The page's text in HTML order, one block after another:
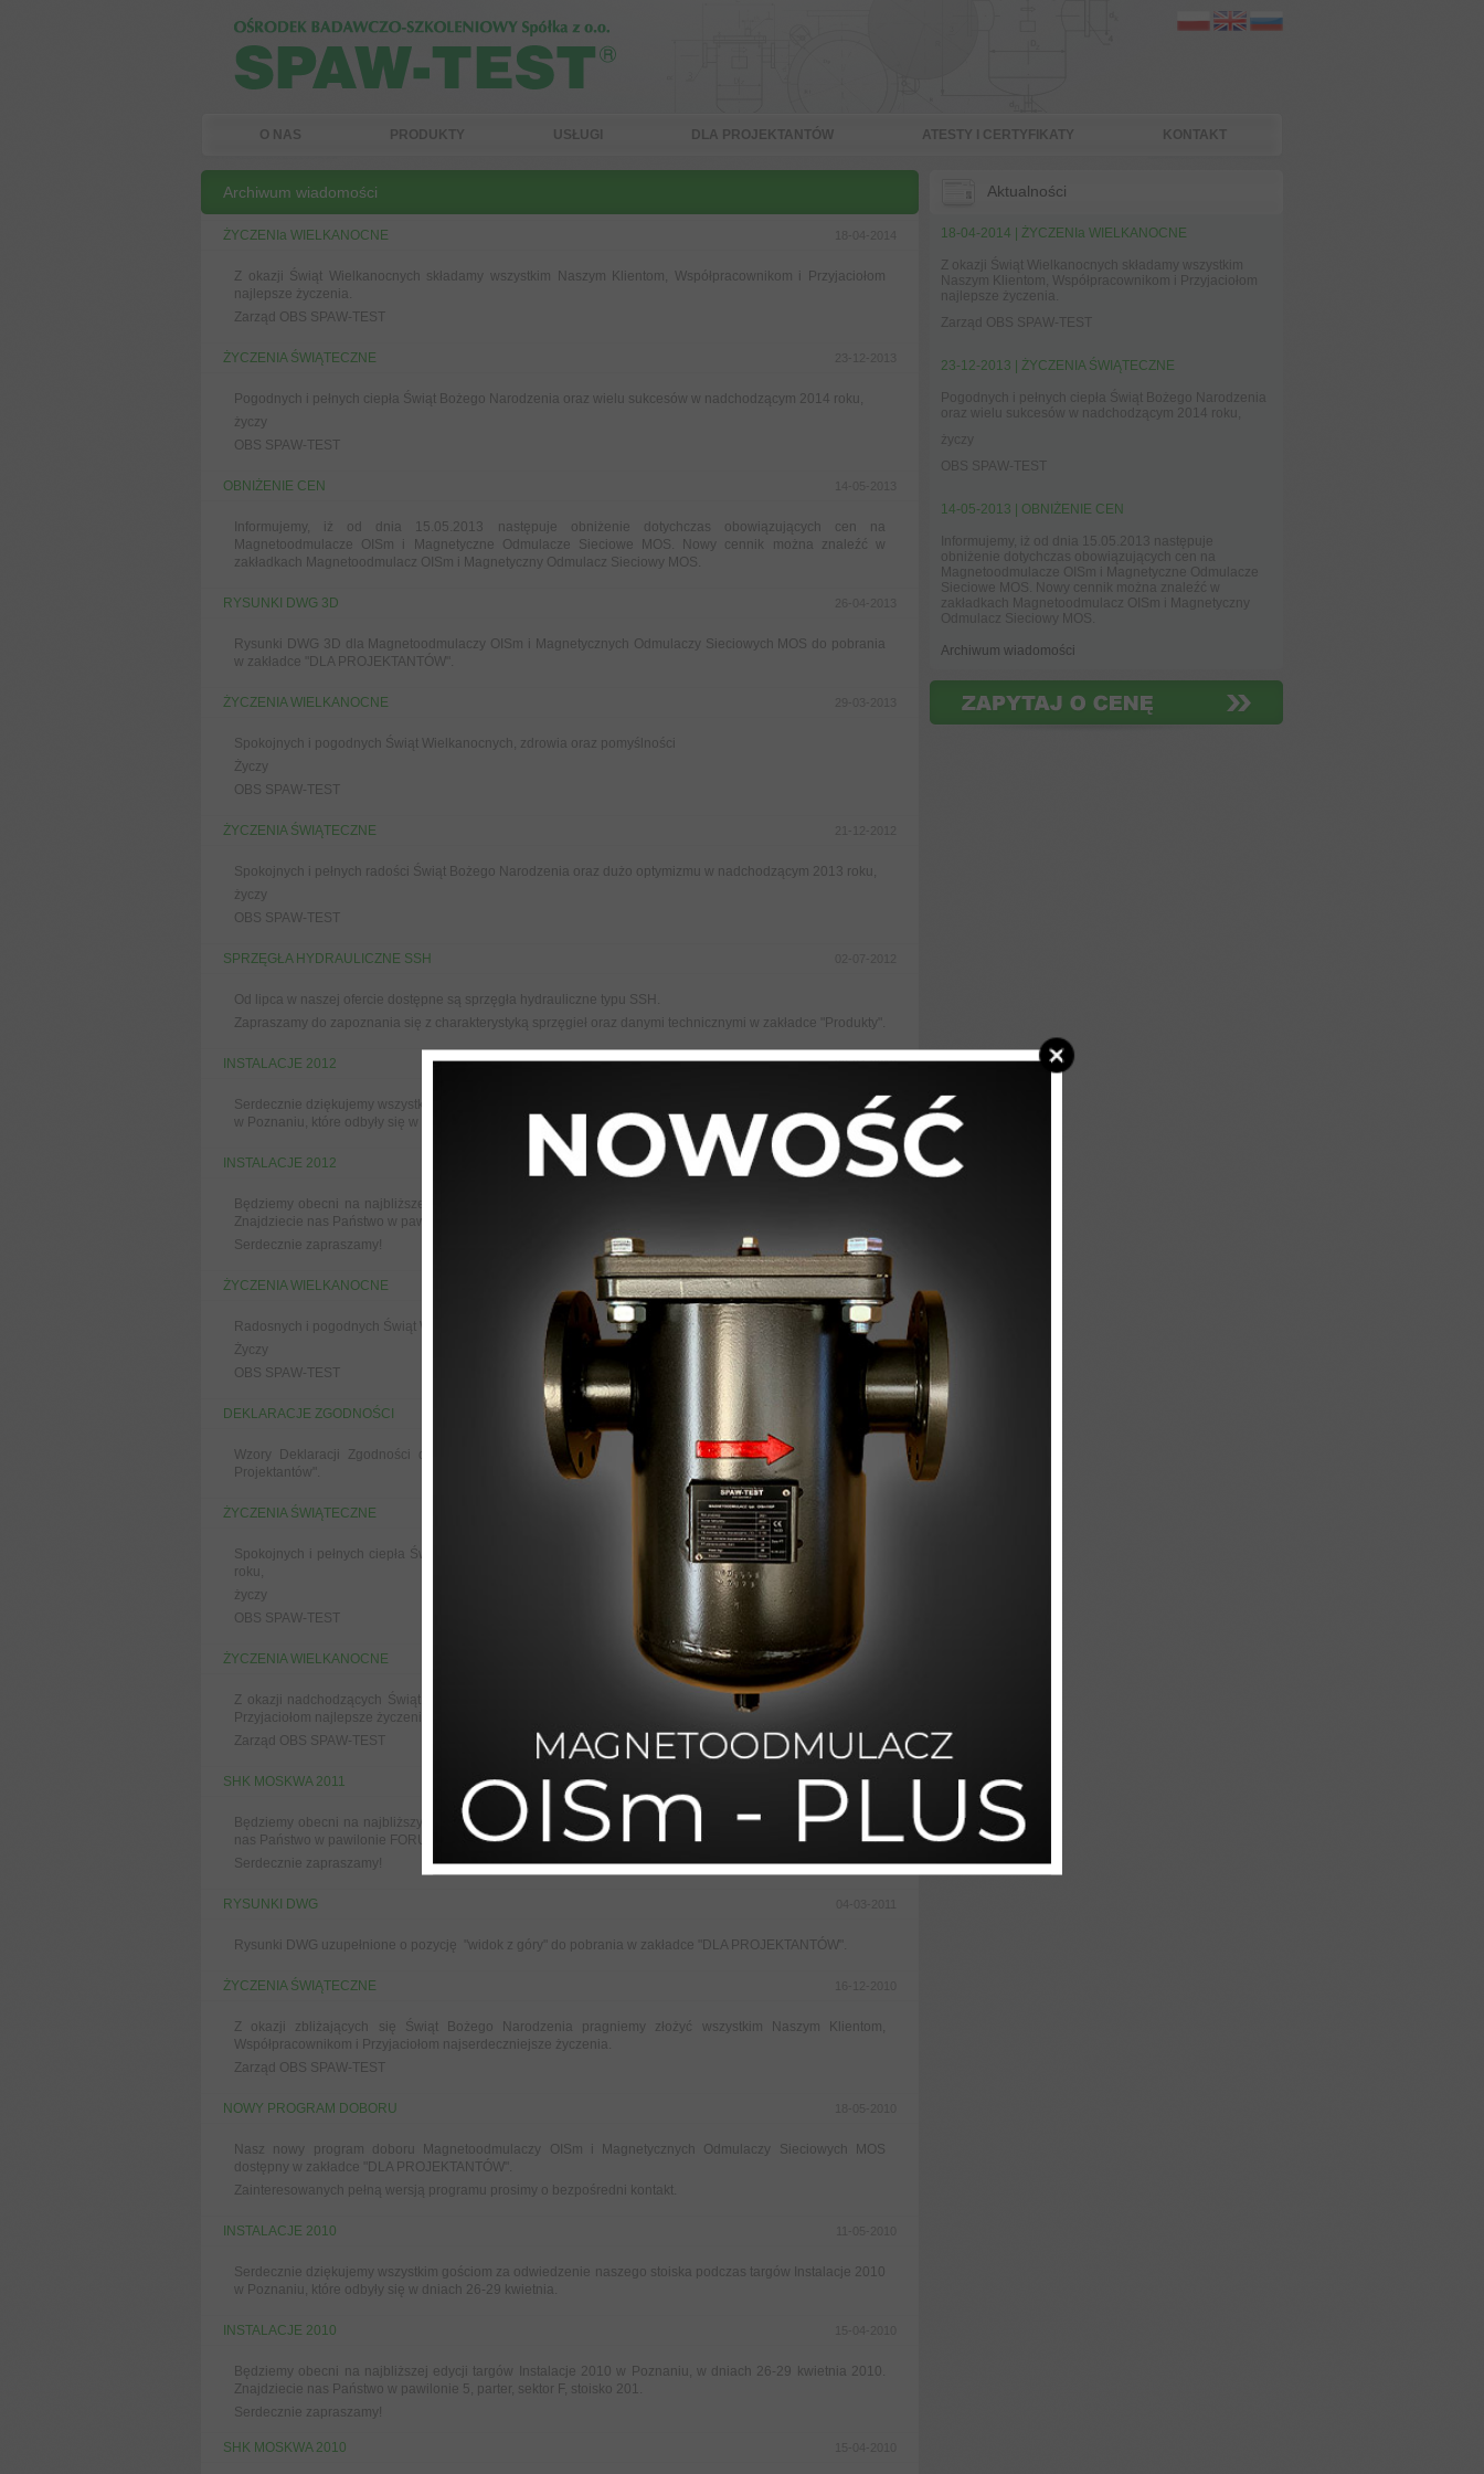
O NAS PRODUKTY USŁUGI DLA PROJEKTANTÓW ATESTY I CERTYFIKATY KONTAKT
Archiwum wiadomości
ŻYCZENIa WIELKANOCNE
Z okazji Świąt Wielkanocnych składamy wszystkim Naszym Klientom, Współpracownikom i Przyjaciołom
najlepsze życzenia.
Zarząd OBS SPAW-TEST
ŻYCZENIA ŚWIĄTECZNE
Pogodnych i pełnych ciepła Świąt Bożego Narodzenia oraz wielu sukcesów w nadchodzącym 2014 roku,
życzy
OBS SPAW-TEST
OBNIŻENIE CEN
Informujemy, iż od dnia 15.05.2013 następuje obniżenie dotychczas obowiązujących cen na
Magnetoodmulacze OISm i Magnetyczne Odmulacze Sieciowe MOS. Nowy cennik można znaleźć w
zakładkach Magnetoodmulacz OISm i Magnetyczny Odmulacz Sieciowy MOS.
RYSUNKI DWG 3D
Rysunki DWG 3D dla Magnetoodmulaczy OISm i Magnetycznych Odmulaczy Sieciowych MOS do pobrania
w zakładce "DLA PROJEKTANTÓW".
ŻYCZENIA WIELKANOCNE
Spokojnych i pogodnych Świąt Wielkanocnych, zdrowia oraz pomyślności
Życzy
OBS SPAW-TEST
ŻYCZENIA ŚWIĄTECZNE
Spokojnych i pełnych radości Świąt Bożego Narodzenia oraz dużo optymizmu w nadchodzącym 2013 roku,
życzy
OBS SPAW-TEST
SPRZĘGŁA HYDRAULICZNE SSH
Od lipca w naszej ofercie dostępne są sprzęgła hydrauliczne typu SSH.
Zapraszamy do zapoznania się z charakterystyką sprzęgieł oraz danymi technicznymi w zakładce "Produkty".
30-04-2012
INSTALACJE 2012
Serdecznie dziękujemy wszystkim gościom za odwiedzenie naszego stoiska podczas targów Instalacje 2012
w Poznaniu, które odbyły się w dniach 23-26 kwietnia.
13-04-2012
INSTALACJE 2012
Będziemy obecni na najbliższej edycji targów Instalacje 2012 w Poznaniu, w dniach 23-26 kwietnia 2012.
Znajdziecie nas Państwo w pawilonie 5, parter, sektor E, stoisko 146.
Serdecznie zapraszamy!
30-03-2012
ŻYCZENIA WIELKANOCNE
Radosnych i pogodnych Świąt Wielkiej Nocy, zdrowia oraz pomyślności
Życzy
OBS SPAW-TEST
DEKLARACJE ZGODNOŚCI
Wzory Deklaracji Zgodności dla magnetoodmulaczy OISm i MOS teraz do pobrania w zakładce "Dla
Projektantów".
ŻYCZENIA ŚWIĄTECZNE
Spokojnych i pełnych ciepła Świąt Bożego Narodzenia oraz wszelkiej pomyślności w nadchodzącym 2012
roku,
życzy
OBS SPAW-TEST
15-04-2011
ŻYCZENIA WIELKANOCNE
Z okazji nadchodzących Świąt Wielkiej Nocy składamy wszystkim Naszym Klientom, Współpracownikom i
Przyjaciołom najlepsze życzenia.
Zarząd OBS SPAW-TEST
23-03-2011
SHK MOSKWA 2011
Będziemy obecni na najbliższych targach SHK MOSKWA 2011, w dniach 18-21 kwietnia 2011. Znajdziecie
nas Państwo w pawilonie FORUM na stoisku numer A07.
Serdecznie zapraszamy!
RYSUNKI DWG
Rysunki DWG uzupełnione o pozycję "widok z góry" do pobrania w zakładce "DLA PROJEKTANTÓW".
ŻYCZENIA ŚWIĄTECZNE
Z okazji zbliżających się Świąt Bożego Narodzenia pragniemy złożyć wszystkim Naszym Klientom,
Współpracownikom i Przyjaciołom najserdeczniejsze życzenia.
Zarząd OBS SPAW-TEST
NOWY PROGRAM DOBORU
Nasz nowy program doboru Magnetoodmulaczy OISm i Magnetycznych Odmulaczy Sieciowych MOS
dostępny w zakładce "DLA PROJEKTANTÓW".
Zainteresowanych pełną wersją programu prosimy o bezpośredni kontakt.
INSTALACJE 2010
Serdecznie dziękujemy wszystkim gościom za odwiedzenie naszego stoiska podczas targów Instalacje 2010
w Poznaniu, które odbyły się w dniach 26-29 kwietnia.
INSTALACJE 2010
Będziemy obecni na najbliższej edycji targów Instalacje 2010 w Poznaniu, w dniach 26-29 kwietnia 2010.
Znajdziecie nas Państwo w pawilonie 5, parter, sektor F, stoisko 201.
Serdecznie zapraszamy!
SHK MOSKWA 2010
Aktualności
18-04-2014 | ŻYCZENIa WIELKANOCNE
Z okazji Świąt Wielkanocnych składamy wszystkim
Naszym Klientom, Współpracownikom i Przyjaciołom
najlepsze życzenia.
Zarząd OBS SPAW-TEST
23-12-2013 | ŻYCZENIA ŚWIĄTECZNE
Pogodnych i pełnych ciepła Świąt Bożego Narodzenia
oraz wielu sukcesów w nadchodzącym 2014 roku,
życzy
OBS SPAW-TEST
14-05-2013 | OBNIŻENIE CEN
Informujemy, iż od dnia 15.05.2013 następuje
obniżenie dotychczas obowiązujących cen na
Magnetoodmulacze OISm i Magnetyczne Odmulacze
Sieciowe MOS. Nowy cennik można znaleźć w
zakładkach Magnetoodmulacz OISm i Magnetyczny
Odmulacz Sieciowy MOS.
Archiwum wiadomości